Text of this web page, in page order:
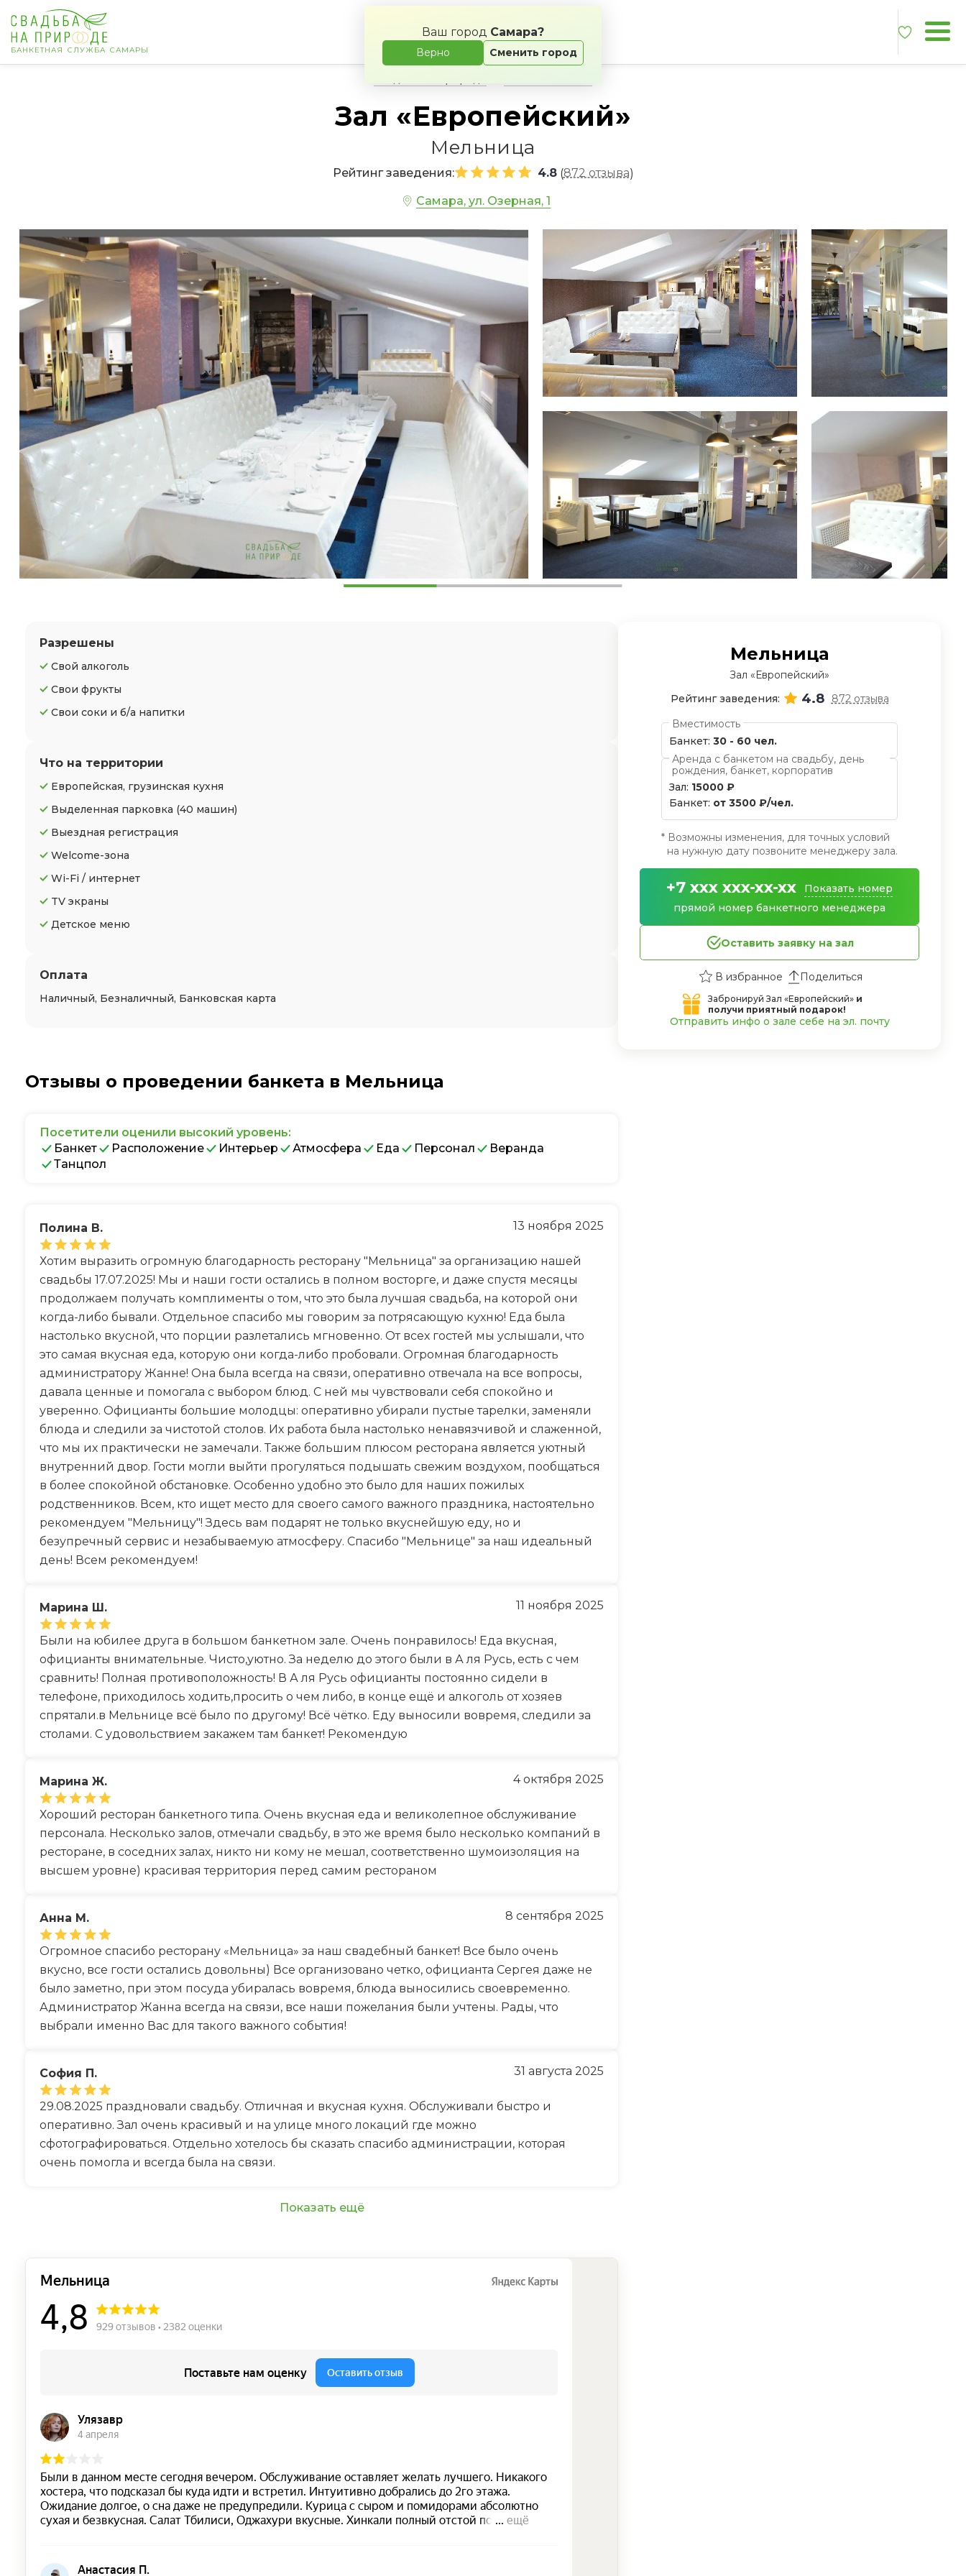
Ваш город Самара?
Верно Сменить город
БАНКЕТНАЯ СЛУЖБА САМАРЫ
Выпускной
Корпоратив
Новогодний корпоратив
Зал «Европейский»
Мельница
Рейтинг заведения: 4.8 (872 отзыва)
Самара, ул. Озерная, 1
Разрешены
Свой алкоголь
Свои фрукты
Свои соки и б/а напитки
Что на территории
Европейская, грузинская кухня
Выделенная парковка (40 машин)
Выездная регистрация
Welcome-зона
Wi-Fi / интернет
TV экраны
Детское меню
Оплата
Наличный, Безналичный, Банковская карта
Отзывы о проведении банкета в Мельница
Посетители оценили высокий уровень:
Банкет
Расположение Интерьер Атмосфера Еда Персонал
Веранда
Танцпол
Полина В. 13 ноября 2025
Хотим выразить огромную благодарность ресторану "Мельница" за организацию нашей
свадьбы 17.07.2025! Мы и наши гости остались в полном восторге, и даже спустя месяцы
продолжаем получать комплименты о том, что это была лучшая свадьба, на которой они
когда-либо бывали. Отдельное спасибо мы говорим за потрясающую кухню! Еда была
настолько вкусной, что порции разлетались мгновенно. От всех гостей мы услышали, что
это самая вкусная еда, которую они когда-либо пробовали. Огромная благодарность
администратору Жанне! Она была всегда на связи, оперативно отвечала на все вопросы,
давала ценные и помогала с выбором блюд. С ней мы чувствовали себя спокойно и
уверенно. Официанты большие молодцы: оперативно убирали пустые тарелки, заменяли
блюда и следили за чистотой столов. Их работа была настолько ненавязчивой и слаженной,
что мы их практически не замечали. Также большим плюсом ресторана является уютный
внутренний двор. Гости могли выйти прогуляться подышать свежим воздухом, пообщаться
в более спокойной обстановке. Особенно удобно это было для наших пожилых
родственников. Всем, кто ищет место для своего самого важного праздника, настоятельно
рекомендуем "Мельницу"! Здесь вам подарят не только вкуснейшую еду, но и
безупречный сервис и незабываемую атмосферу. Спасибо "Мельнице" за наш идеальный
день! Всем рекомендуем!
Марина Ш. 11 ноября 2025
Были на юбилее друга в большом банкетном зале. Очень понравилось! Еда вкусная,
официанты внимательные. Чисто,уютно. За неделю до этого были в А ля Русь, есть с чем
сравнить! Полная противоположность! В А ля Русь официанты постоянно сидели в
телефоне, приходилось ходить,просить о чем либо, в конце ещё и алкоголь от хозяев
спрятали.в Мельнице всё было по другому! Всё чётко. Еду выносили вовремя, следили за
столами. С удовольствием закажем там банкет! Рекомендую
Марина Ж. 4 октября 2025
Хороший ресторан банкетного типа. Очень вкусная еда и великолепное обслуживание
персонала. Несколько залов, отмечали свадьбу, в это же время было несколько компаний в
ресторане, в соседних залах, никто ни кому не мешал, соответственно шумоизоляция на
высшем уровне) красивая территория перед самим рестораном
Анна М. 8 сентября 2025
Огромное спасибо ресторану «Мельница» за наш свадебный банкет! Все было очень
вкусно, все гости остались довольны) Все организовано четко, официанта Сергея даже не
было заметно, при этом посуда убиралась вовремя, блюда выносились своевременно.
Администратор Жанна всегда на связи, все наши пожелания были учтены. Рады, что
выбрали именно Вас для такого важного события!
София П. 31 августа 2025
29.08.2025 праздновали свадьбу. Отличная и вкусная кухня. Обслуживали быстро и
оперативно. Зал очень красивый и на улице много локаций где можно
сфотографироваться. Отдельно хотелось бы сказать спасибо администрации, которая
очень помогла и всегда была на связи.
Показать ещё
Мельница
Зал «Европейский»
Рейтинг заведения:
4.8
872 отзыва
Вместимость
Банкет: 30 - 60 чел.
Аренда с банкетом на свадьбу, день
рождения, банкет, корпоратив
Зал: 15000 ₽
Банкет: от 3500 ₽/чел.
* Возможны изменения, для точных условий
на нужную дату позвоните менеджеру зала.
+7 xxx xxx-xx-xx
Показать номер
прямой номер банкетного менеджера
Оставить заявку на зал
Поделиться
Забронируй Зал «Европейский» и
получи приятный подарок!
Отправить инфо о зале себе на эл. почту